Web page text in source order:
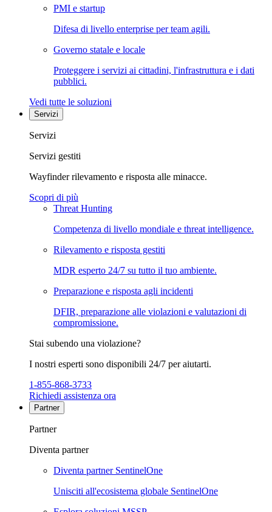
PMI e startup
Difesa di livello enterprise per team agili.
Governo statale e locale
Proteggere i servizi ai cittadini, l'infrastruttura e i dati
pubblici.
Vedi tutte le soluzioni
Servizi
Servizi
Servizi gestiti
Wayfinder rilevamento e risposta alle minacce.
Scopri di più
Threat Hunting
Competenza di livello mondiale e threat intelligence.
Rilevamento e risposta gestiti
MDR esperto 24/7 su tutto il tuo ambiente.
Preparazione e risposta agli incidenti
DFIR, preparazione alle violazioni e valutazioni di
compromissione.
Stai subendo una violazione?
I nostri esperti sono disponibili 24/7 per aiutarti.
1-855-868-3733
Richiedi assistenza ora
Partner
Partner
Diventa partner
Diventa partner SentinelOne
Unisciti all'ecosistema globale SentinelOne